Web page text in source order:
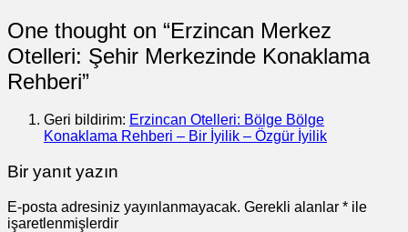
One thought on “Erzincan Merkez
Otelleri: Şehir Merkezinde Konaklama
Rehberi”
Geri bildirim: Erzincan Otelleri: Bölge Bölge
Konaklama Rehberi – Bir İyilik – Özgür İyilik
Bir yanıt yazın
E-posta adresiniz yayınlanmayacak. Gerekli alanlar * ile
işaretlenmişlerdir